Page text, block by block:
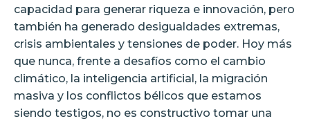
capacidad para generar riqueza e innovación, pero
también ha generado desigualdades extremas,
crisis ambientales y tensiones de poder. Hoy más
que nunca, frente a desafíos como el cambio
climático, la inteligencia artificial, la migración
masiva y los conflictos bélicos que estamos
siendo testigos, no es constructivo tomar una